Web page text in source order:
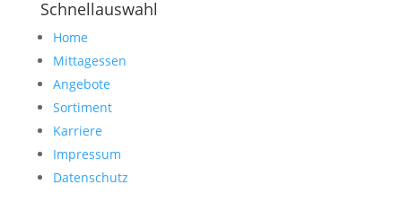
Schnellauswahl
Home
Mittagessen
Angebote
Sortiment
Karriere
Impressum
Datenschutz